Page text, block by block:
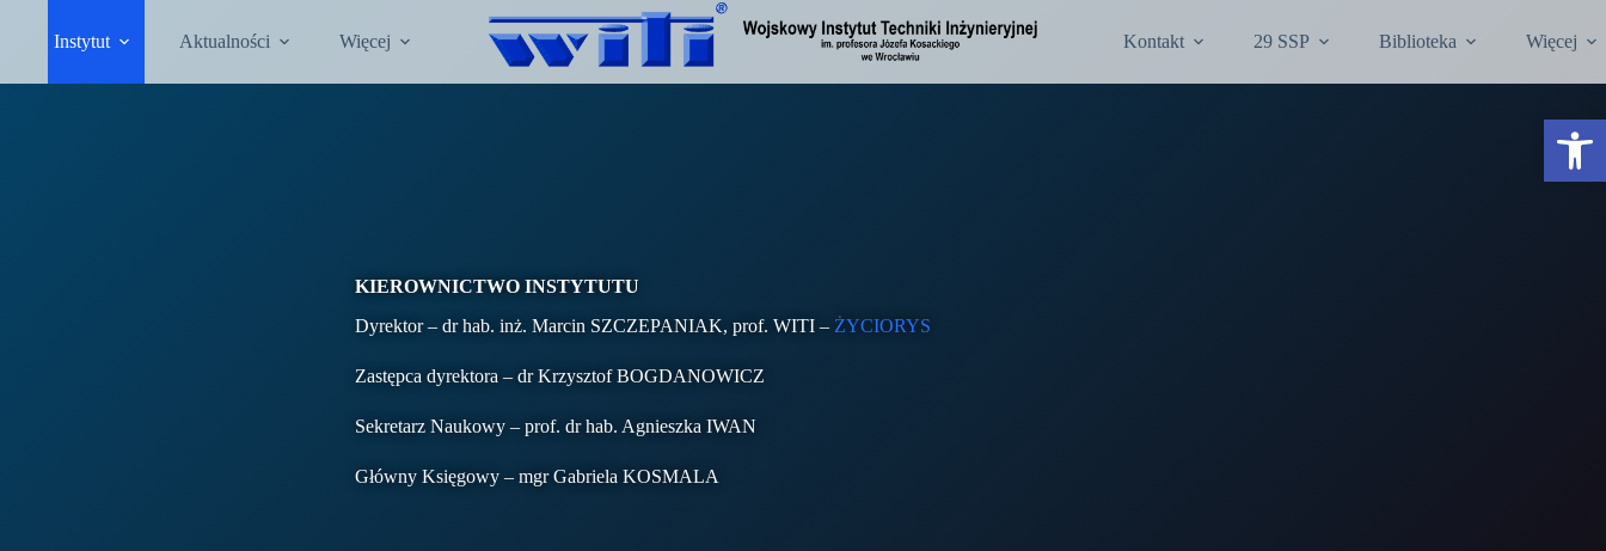
Otwórz pasek narzędzi
Instytut Aktualności Więcej Kontakt 29 SSP Biblioteka Więcej
KIEROWNICTWO INSTYTUTU
Dyrektor – dr hab. inż. Marcin SZCZEPANIAK, prof. WITI – ŻYCIORYS
Zastępca dyrektora – dr Krzysztof BOGDANOWICZ
Sekretarz Naukowy – prof. dr hab. Agnieszka IWAN
Główny Księgowy – mgr Gabriela KOSMALA